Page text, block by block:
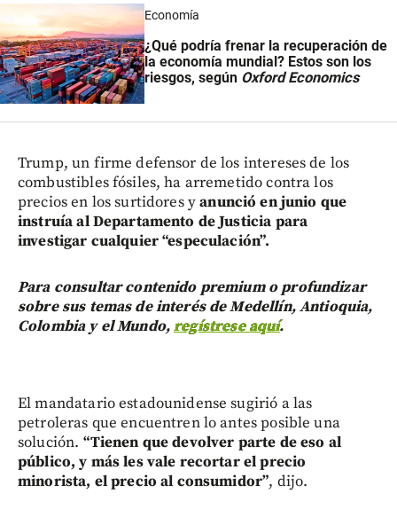
Economía
¿Qué podría frenar la recuperación de
la economía mundial? Estos son los
riesgos, según Oxford Economics
Trump, un firme defensor de los intereses de los
combustibles fósiles, ha arremetido contra los
precios en los surtidores yanunció en junio que
instruía al Departamento de Justicia para
investigar cualquier “especulación”.
Para consultar contenido premium o profundizar
sobre sus temas de interés de Medellín, Antioquia,
Colombia y el Mundo,regístrese aquí.
El mandatario estadounidense sugirió a las
petroleras que encuentren lo antes posible una
solución. “Tienen que devolver parte de eso al
público, y más les vale recortar el precio
minorista, el precio al consumidor”, dijo.